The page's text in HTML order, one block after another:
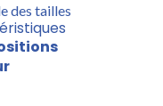
des tailles